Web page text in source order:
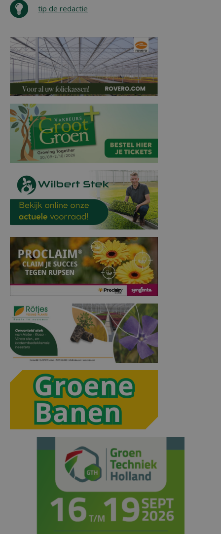
tip de redactie